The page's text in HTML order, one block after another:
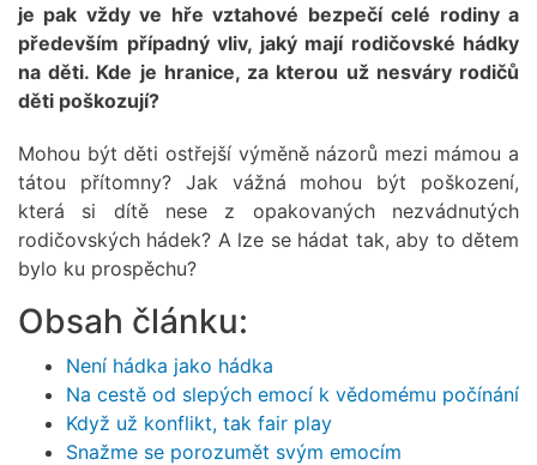
je pak vždy ve hře vztahové bezpečí celé rodiny a
především případný vliv, jaký mají rodičovské hádky
na děti. Kde je hranice, za kterou už nesváry rodičů
děti poškozují?
Mohou být děti ostřejší výměně názorů mezi mámou a
tátou přítomny? Jak vážná mohou být poškození,
která si dítě nese z opakovaných nezvádnutých
rodičovských hádek? A lze se hádat tak, aby to dětem
bylo ku prospěchu?
Obsah článku:
Není hádka jako hádka
Na cestě od slepých emocí k vědomému počínání
Když už konflikt, tak fair play
Snažme se porozumět svým emocím